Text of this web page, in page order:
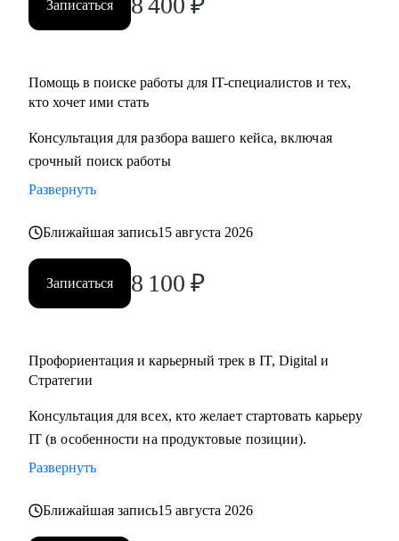
• Определим стратегию поиска подходящей роли и
Кому могу помочь:
• Product-менеджерам/Владельцам продуктов;
• Руководителям проектов/Руководителям стратегических
проектов;
• Специалистам по стратегии, инвестициям и консалтингу,
а также высшему и среднему менеджменту;
• Продуктовым аналитикам/Бизнес-аналитикам;
• Всем не IT-специалистам, которые хотят перейти в IT.
Записаться
Помощь в поиске работы для IT-специалистов и тех,
кто хочет ими стать
Консультация для разбора вашего кейса, включая
срочный поиск работы
Развернуть
Ближайшая запись15 августа 2026
Записаться 8 100 ₽
Профориентация и карьерный трек в IT, Digital и
Стратегии
Консультация для всех, кто желает стартовать карьеру
IT (в особенности на продуктовые позиции).
Развернуть
Ближайшая запись15 августа 2026